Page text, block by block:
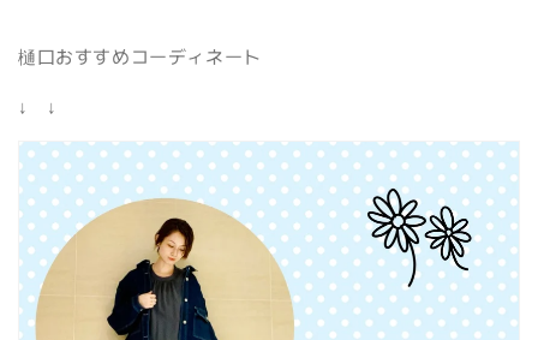
樋口おすすめコーディネート
↓ ↓